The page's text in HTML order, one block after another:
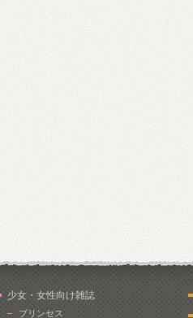
少女・女性向け雑誌
プリンセス